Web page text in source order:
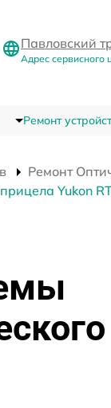
Павловский
Адрес сервисного
Ремонт
Ремонт
Yukon